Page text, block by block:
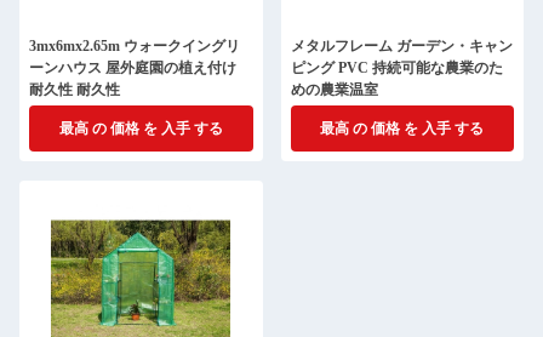
3mx6mx2.65m ウォークイングリ
ーンハウス 屋外庭園の植え付け
耐久性 耐久性
最高 の 価格 を 入手 する
メタルフレーム ガーデン・キャン
ピング PVC 持続可能な農業のた
めの農業温室
最高 の 価格 を 入手 する